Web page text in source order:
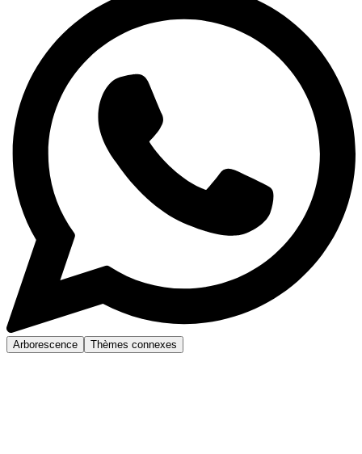
Arborescence Thèmes connexes